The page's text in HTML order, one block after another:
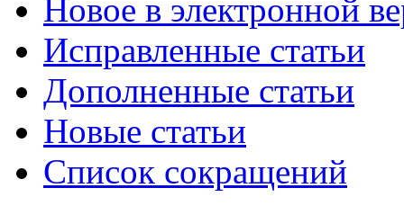
Новое в электронной
Исправленные статьи
Дополненные статьи
Новые статьи
Список сокращений